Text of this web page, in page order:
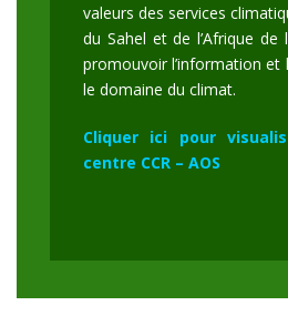
valeurs des services
du Sahel et de l’Afrique de
promouvoir l’information
le domaine du climat.
Cliquer ici pour
centre CCR – AOS